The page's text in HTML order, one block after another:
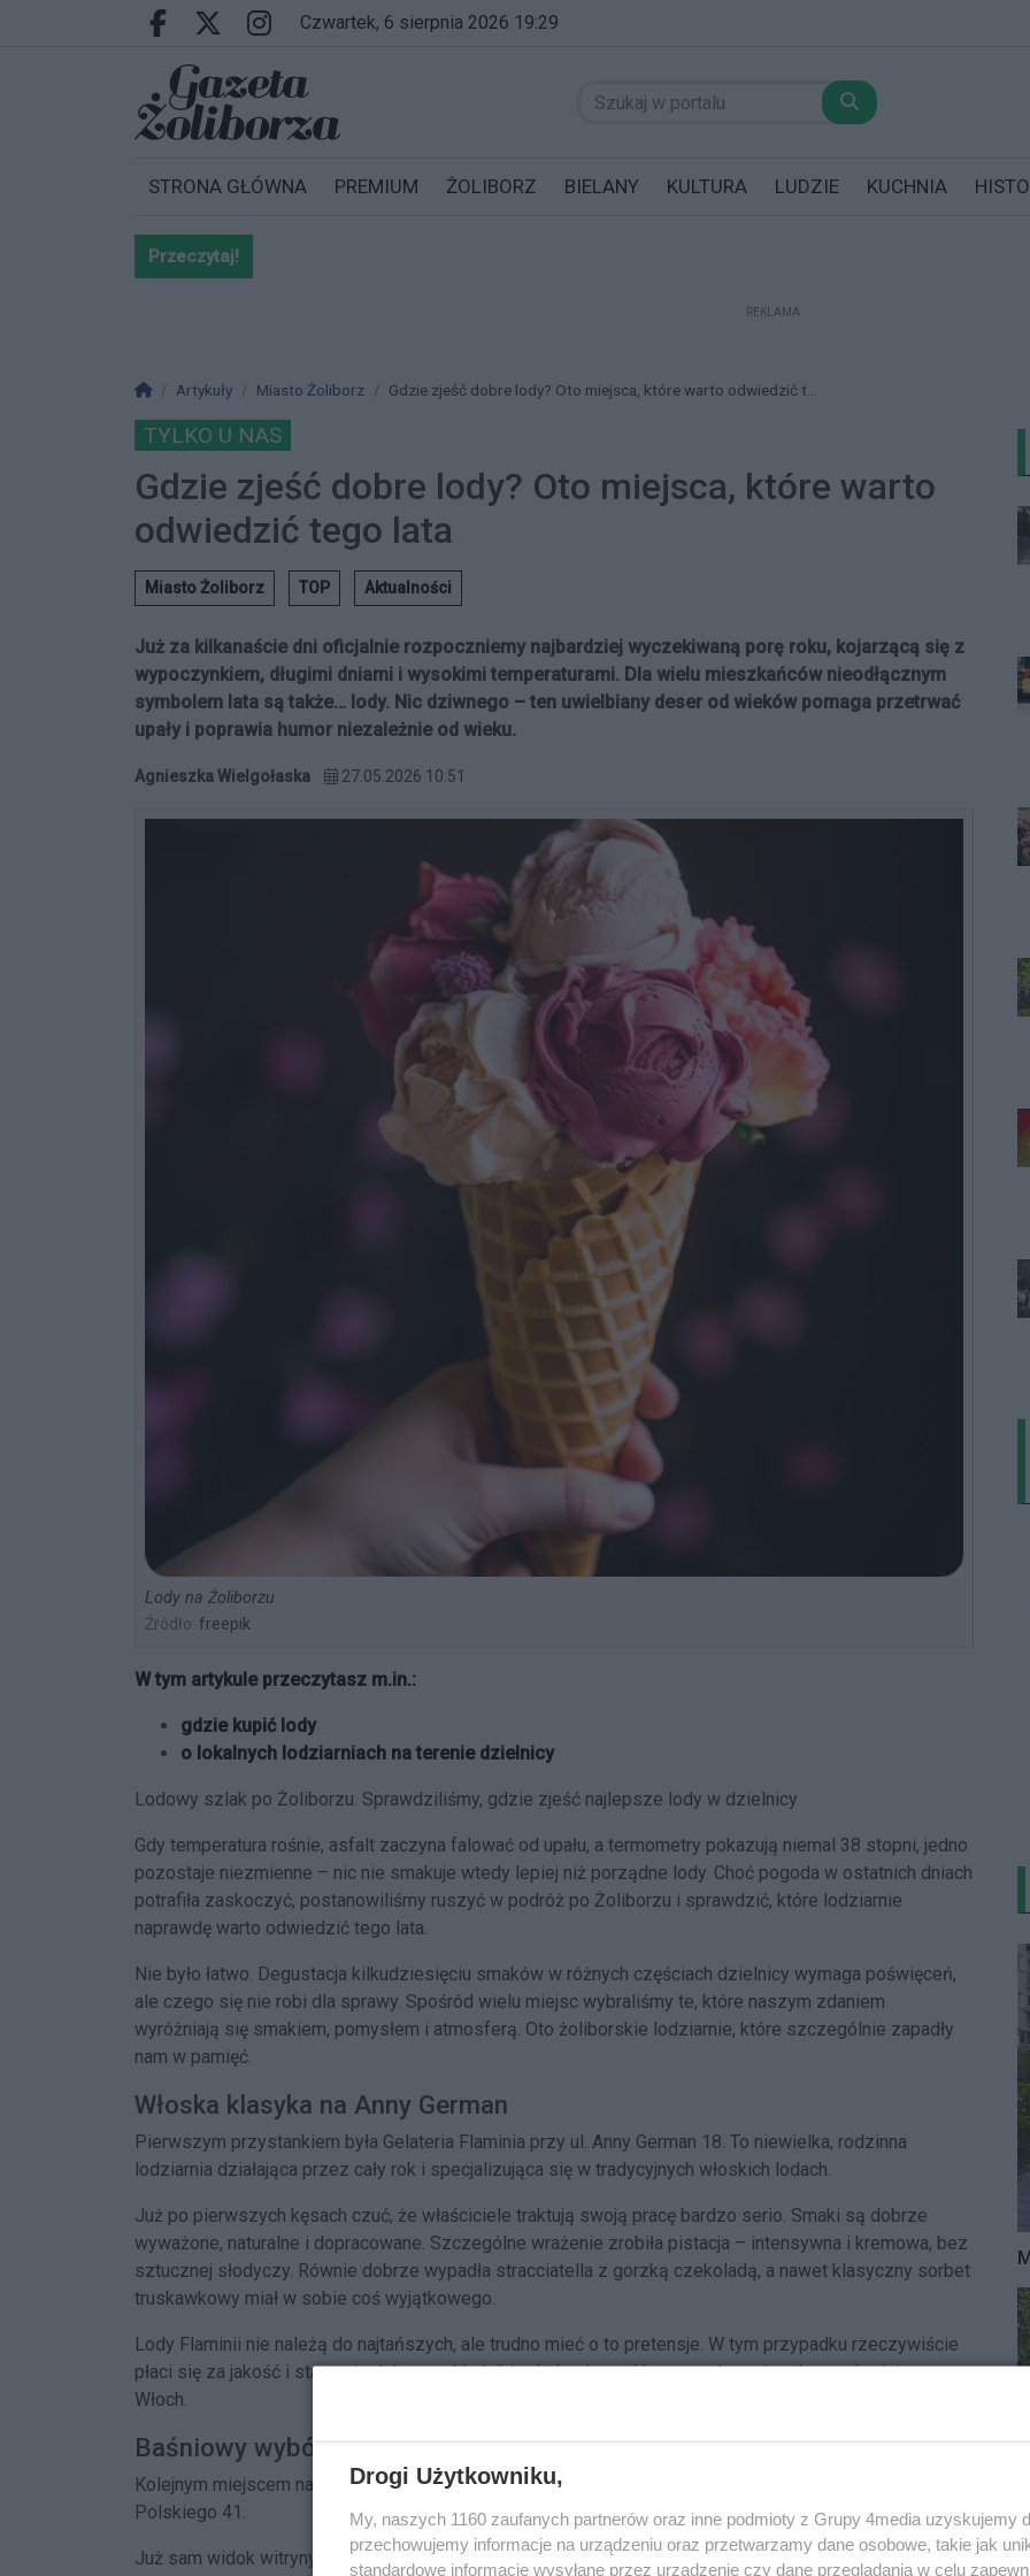
Przejdź do głównych treści
Przejdź do wyszukiwarki
Przejdź do głównego menu
Facebook.com
X.comInstagram.com
czwartek, 6 sierpnia 2026 19:29
STRONA GŁÓWNA PREMIUM ŻOLIBORZ BIELANY KULTURA LUDZIE KUCHNIA
Przeczytaj!
REKLAMA
Strona główna
Artykuły Miasto Żoliborz Gdzie zjeść dobre lody? Oto miejsca, które warto odwiedzić t...
TYLKO U NAS
Gdzie zjeść dobre lody? Oto miejsca, które warto
odwiedzić tego lata
Miasto Żoliborz TOP Aktualności
Już za kilkanaście dni oficjalnie rozpoczniemy najbardziej wyczekiwaną porę roku, kojarzącą się z
wypoczynkiem, długimi dniami i wysokimi temperaturami. Dla wielu mieszkańców nieodłącznym
symbolem lata są także… lody. Nic dziwnego – ten uwielbiany deser od wieków pomaga przetrwać
upały i poprawia humor niezależnie od wieku.
Agnieszka Wielgołaska 27.05.2026 10:51
Lody na Żoliborzu
Źródło: freepik
W tym artykule przeczytasz m.in.:
gdzie kupić lody
o lokalnych lodziarniach na terenie dzielnicy
Lodowy szlak po Żoliborzu. Sprawdziliśmy, gdzie zjeść najlepsze lody w dzielnicy
Gdy temperatura rośnie, asfalt zaczyna falować od upału, a termometry pokazują niemal 38 stopni, jedno
pozostaje niezmienne – nic nie smakuje wtedy lepiej niż porządne lody. Choć pogoda w ostatnich dniach
potrafiła zaskoczyć, postanowiliśmy ruszyć w podróż po Żoliborzu i sprawdzić, które lodziarnie
naprawdę warto odwiedzić tego lata.
Nie było łatwo. Degustacja kilkudziesięciu smaków w różnych częściach dzielnicy wymaga poświęceń,
ale czego się nie robi dla sprawy. Spośród wielu miejsc wybraliśmy te, które naszym zdaniem
wyróżniają się smakiem, pomysłem i atmosferą. Oto żoliborskie lodziarnie, które szczególnie zapadły
nam w pamięć.
Włoska klasyka na Anny German
Pierwszym przystankiem była Gelateria Flaminia przy ul. Anny German 18. To niewielka, rodzinna
lodziarnia działająca przez cały rok i specjalizująca się w tradycyjnych włoskich lodach.
Już po pierwszych kęsach czuć, że właściciele traktują swoją pracę bardzo serio. Smaki są dobrze
wyważone, naturalne i dopracowane. Szczególne wrażenie zrobiła pistacja – intensywna i kremowa, bez
sztucznej słodyczy. Równie dobrze wypadła stracciatella z gorzką czekoladą, a nawet klasyczny sorbet
truskawkowy miał w sobie coś wyjątkowego.
Lody Flaminii nie należą do najtańszych, ale trudno mieć o to pretensje. W tym przypadku rzeczywiście
płaci się za jakość i starannie dobrane składniki, z których część sprowadzana jest bezpośrednio z
Włoch.
Baśniowy wybór smaków
Kolejnym miejscem na lodowej mapie Żoliborza była Lodziarnia Ulica Baśniowa przy al. Wojska
Polskiego 41.
Już sam widok witryny może przyprawić o zawrót głowy – do wyboru jest ponad 40 smaków. Na
Drogi Użytkowniku,
My, naszych 1160 zaufanych partnerów oraz inne podmioty z Grupy 4media uzyskujemy
przechowujemy informacje na urządzeniu oraz przetwarzamy dane osobowe, takie jak
standardowe informacje wysyłane przez urządzenie czy dane przeglądania w celu